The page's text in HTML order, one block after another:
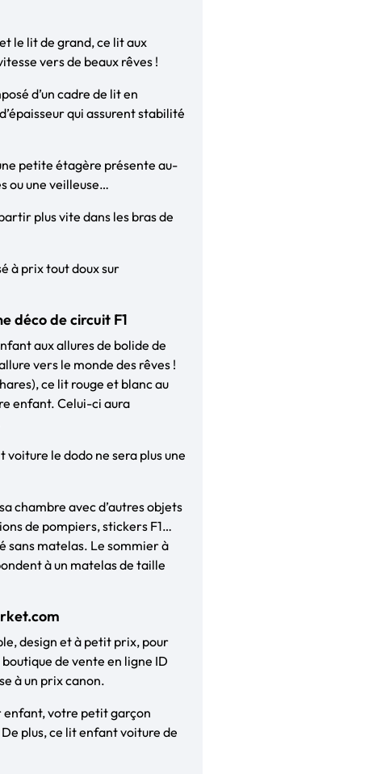
le lit de grand, ce lit aux
vers de beaux rêves !
d’un cadre de lit en
qui assurent stabilité
petite étagère présente au-
ou une veilleuse…
plus vite dans les bras de
à prix tout doux sur
déco de circuit F1
aux allures de bolide de
vers le monde des rêves !
ce lit rouge et blanc au
enfant. Celui-ci aura
le dodo ne sera plus une
chambre avec d’autres objets
de pompiers, stickers F1…
sans matelas. Le sommier à
à un matelas de taille
design et à petit prix, pour
de vente en ligne ID
à un prix canon.
enfant, votre petit garçon
plus, ce lit enfant voiture de